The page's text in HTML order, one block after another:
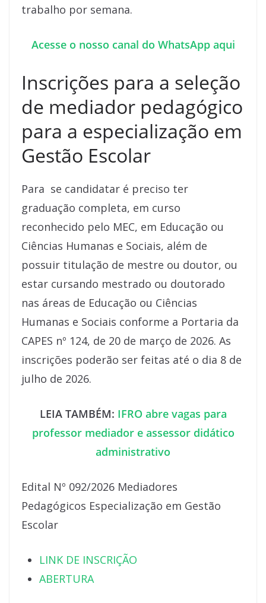
trabalho por semana.
Acesse o nosso canal do WhatsApp aqui
Inscrições para a seleção
de mediador pedagógico
para a especialização em
Gestão Escolar
Para se candidatar é preciso ter
graduação completa, em curso
reconhecido pelo MEC, em Educação ou
Ciências Humanas e Sociais, além de
possuir titulação de mestre ou doutor, ou
estar cursando mestrado ou doutorado
nas áreas de Educação ou Ciências
Humanas e Sociais conforme a Portaria da
CAPES nº 124, de 20 de março de 2026. As
inscrições poderão ser feitas até o dia 8 de
julho de 2026.
LEIA TAMBÉM: IFRO abre vagas para
professor mediador e assessor didático
administrativo
Edital Nº 092/2026 Mediadores
Pedagógicos Especialização em Gestão
Escolar
LINK DE INSCRIÇÃO
ABERTURA